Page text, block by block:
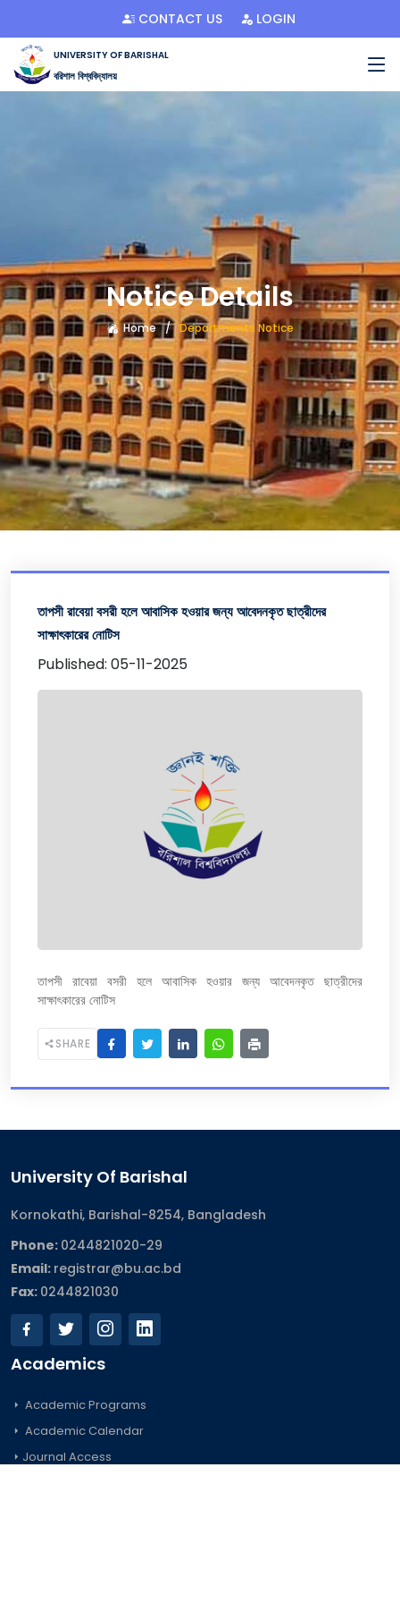
CONTACT US LOGIN
UNIVERSITY OF BARISHAL
বরিশাল বিশ্ববিদ্যালয়
Notice Details
Home Departments Notice
তাপসী রাবেয়া বসরী হলে আবাসিক হওয়ার জন্য আবেদনকৃত ছাত্রীদের
সাক্ষাৎকারের নোটিস
Published: 05-11-2025
তাপসী রাবেয়া বসরী হলে আবাসিক হওয়ার জন্য আবেদনকৃত ছাত্রীদের
সাক্ষাৎকারের নোটিস
SHARE
University Of Barishal
Kornokathi, Barishal-8254, Bangladesh
Phone: 0244821020‬-29
Email: registrar@bu.ac.bd
Fax: 0244821030
Academics
Academic Programs
Academic Calendar
Journal Access